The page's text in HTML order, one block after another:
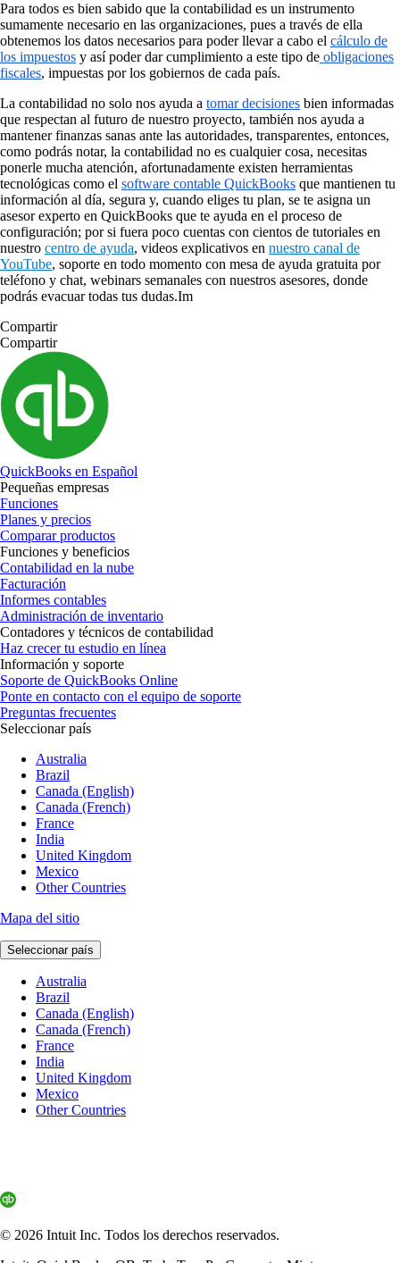
Para todos es bien sabido que la contabilidad es un instrumento
sumamente necesario en las organizaciones, pues a través de ella
obtenemos los datos necesarios para poder llevar a cabo el cálculo de
los impuestos y así poder dar cumplimiento a este tipo de obligaciones
fiscales, impuestas por los gobiernos de cada país.
La contabilidad no solo nos ayuda a tomar decisiones bien informadas
que respectan al futuro de nuestro proyecto, también nos ayuda a
mantener finanzas sanas ante las autoridades, transparentes, entonces,
como podrás notar, la contabilidad no es cualquier cosa, necesitas
ponerle mucha atención, afortunadamente existen herramientas
tecnológicas como el software contable QuickBooks que mantienen tu
información al día, segura y, cuando eliges tu plan, se te asigna un
asesor experto en QuickBooks que te ayuda en el proceso de
configuración; por si fuera poco cuentas con cientos de tutoriales en
nuestro centro de ayuda, videos explicativos en nuestro canal de
YouTube, soporte en todo momento con mesa de ayuda gratuita por
teléfono y chat, webinars semanales con nuestros asesores, donde
podrás evacuar todas tus dudas.Im
Compartir
Compartir
QuickBooks en Español
Pequeñas empresas
Funciones
Planes y precios
Comparar productos
Funciones y beneficios
Contabilidad en la nube
Facturación
Informes contables
Administración de inventario
Contadores y técnicos de contabilidad
Haz crecer tu estudio en línea
Información y soporte
Soporte de QuickBooks Online
Ponte en contacto con el equipo de soporte
Preguntas frecuentes
Seleccionar país
Australia
Brazil
Canada (English)
Canada (French)
France
India
United Kingdom
Mexico
Other Countries
Mapa del sitio
Seleccionar país
Australia
Brazil
Canada (English)
Canada (French)
France
India
United Kingdom
Mexico
Other Countries
© 2026 Intuit Inc. Todos los derechos reservados.